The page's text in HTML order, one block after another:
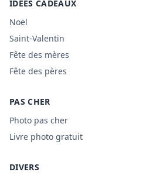
IDÉES CADEAUX
Noël
Saint-Valentin
Fête des mères
Fête des pères
PAS CHER
Photo pas cher
Livre photo gratuit
DIVERS